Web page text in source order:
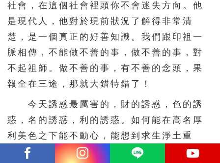
社會，在這個社會裡頭你不會迷失方向。他
是現代人，他對於現前狀況了解得非常清
楚，是一個真正的好善知識。我們跟印祖一
脈相傳，不能做不善的事，做不善的事，對
不起祖師。做不善的事，有不善的念頭，果
報全在三途，那就大錯特錯了！
今天誘惑最厲害的，財的誘惑，色的誘
惑，名的誘惑，利的誘惑。如何能在高名厚
利美色之下能不動心，能想到求生淨土重
要？這些東西都是要我到三惡道去的，境界